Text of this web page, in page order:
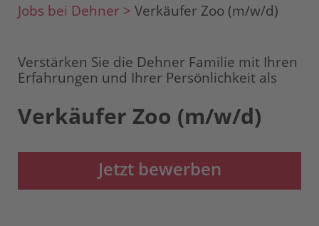
Jobs bei Dehner > Verkäufer Zoo (m/w/d)
Verstärken Sie die Dehner Familie mit Ihren
Erfahrungen und Ihrer Persönlichkeit als
Verkäufer Zoo (m/w/d)
Jetzt bewerben